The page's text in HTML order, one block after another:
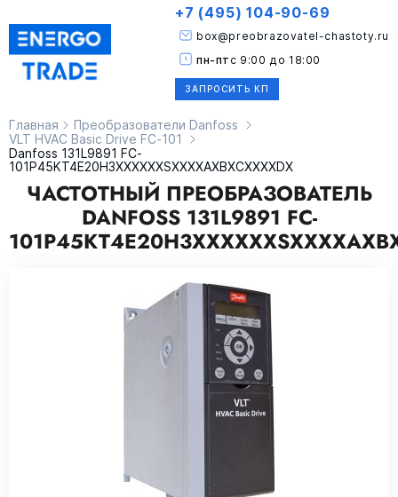
ЗАПРОСИТЬ КП
box@preobrazovatel-chastoty.ru
+7 (495) 104-90-69
пн-пт с 9:00 до 18:00
Главная
Преобразователи Danfoss
VLT HVAC Basic Drive FC-101
Danfoss 131L9891 FC-
101P45KT4E20H3XXXXXXSXXXXAXBXCXXXXDX
ЧАСТОТНЫЙ ПРЕОБРАЗОВАТЕЛЬ
DANFOSS 131L9891 FC-